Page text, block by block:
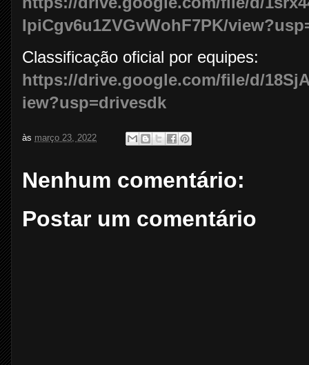
IpiCgv6u1ZVGvWohF7PK/
Classificação oficial por equipes:
https://drive.google.com/file/d/
iew?usp=drivesdk
às março 23, 2022
Nenhum comentário:
Postar um comentário